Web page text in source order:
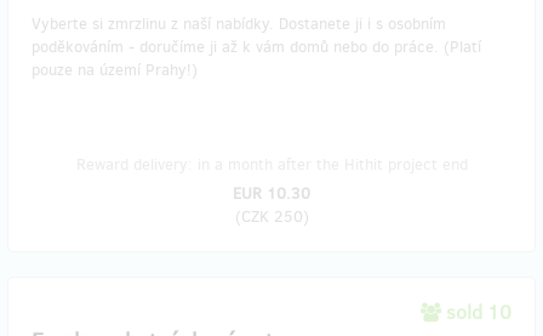
Vyberte si zmrzlinu z naší nabídky. Dostanete ji i s osobním
poděkováním - doručíme ji až k vám domů nebo do práce. (Platí
pouze na území Prahy!)
EUR 10.30
(CZK 250)
sold 10